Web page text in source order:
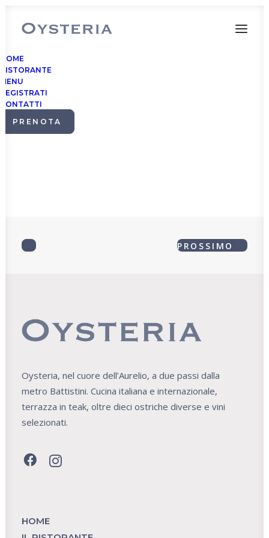
HOME
RISTORANTE
MENU
REGISTRATI
CONTATTI
PRENOTA
Prenota un tavolo
PROSSIMO
Oysteria, nel cuore dell’Aurelio, a due passi dalla
metro Battistini. Cucina italiana e internazionale,
terrazza in teak, oltre dieci ostriche diverse e vini
selezionati.
HOME